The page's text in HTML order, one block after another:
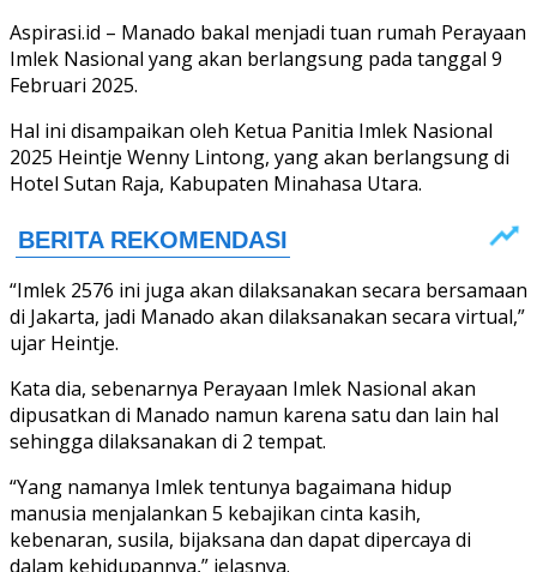
Aspirasi.id – Manado bakal menjadi tuan rumah Perayaan
Imlek Nasional yang akan berlangsung pada tanggal 9
Februari 2025.
Hal ini disampaikan oleh Ketua Panitia Imlek Nasional
2025 Heintje Wenny Lintong, yang akan berlangsung di
Hotel Sutan Raja, Kabupaten Minahasa Utara.
“Imlek 2576 ini juga akan dilaksanakan secara bersamaan
di Jakarta, jadi Manado akan dilaksanakan secara virtual,”
ujar Heintje.
Kata dia, sebenarnya Perayaan Imlek Nasional akan
dipusatkan di Manado namun karena satu dan lain hal
sehingga dilaksanakan di 2 tempat.
“Yang namanya Imlek tentunya bagaimana hidup
manusia menjalankan 5 kebajikan cinta kasih,
kebenaran, susila, bijaksana dan dapat dipercaya di
dalam kehidupannya,” jelasnya.